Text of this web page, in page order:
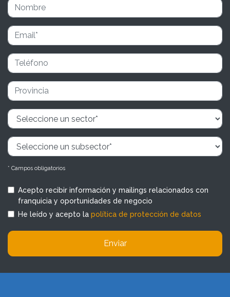
* Campos obligatorios
Acepto recibir información y mailings relacionados con
franquicia y oportunidades de negocio
He leído y acepto la política de protección de datos
Enviar